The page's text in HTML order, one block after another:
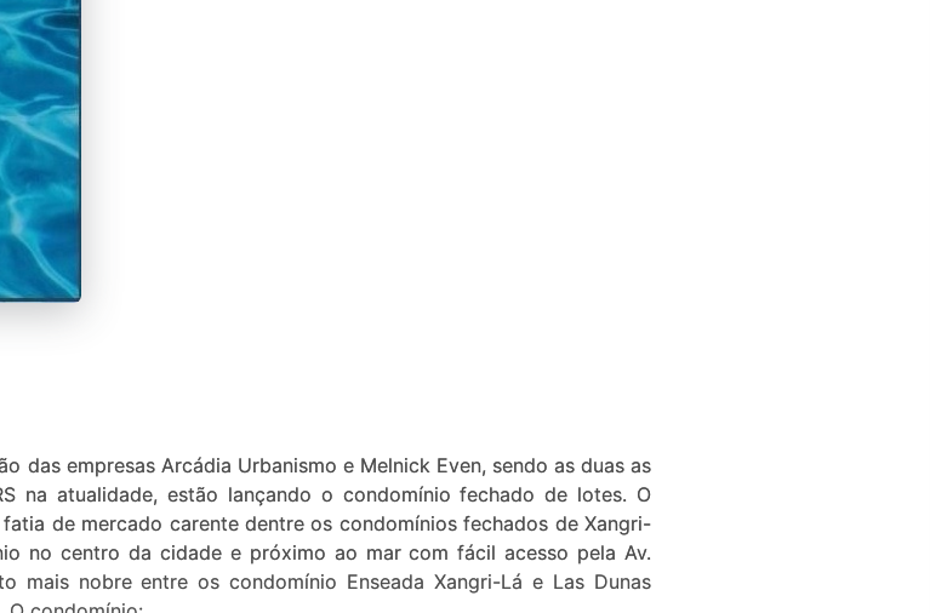
das empresas Arcádia Urbanismo e Melnick Even, sendo as duas as
na atualidade, estão lançando o condomínio fechado de lotes. O
de mercado carente dentre os condomínios fechados de Xangri-
no centro da cidade e próximo ao mar com fácil acesso pela Av.
mais nobre entre os condomínio Enseada Xangri-Lá e Las Dunas